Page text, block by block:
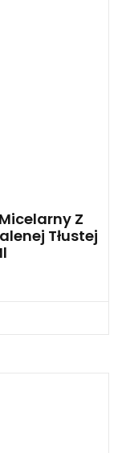
Z
Tłustej